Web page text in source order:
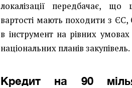
локалізації передбачає,
вартості мають походити з ЄС,
в інструмент на рівних
національних планів закупівель.
Кредит на 90